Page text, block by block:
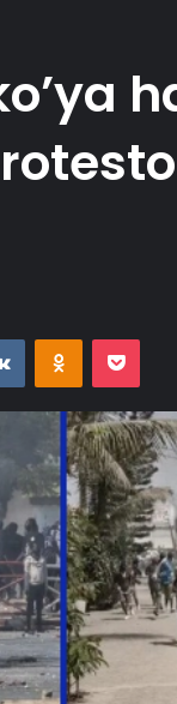
VKontakteOdnoklassniki